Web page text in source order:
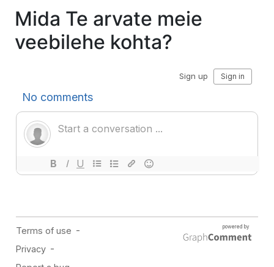
Mida Te arvate meie
veebilehe kohta?